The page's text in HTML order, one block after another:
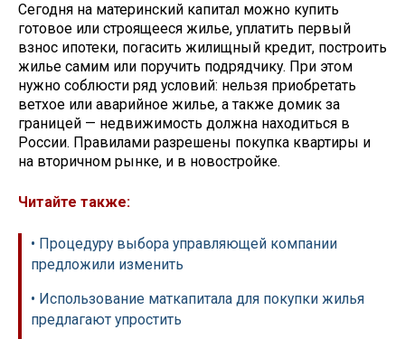
Сегодня на материнский капитал можно купить
готовое или строящееся жилье, уплатить первый
взнос ипотеки, погасить жилищный кредит, построить
жилье самим или поручить подрядчику. При этом
нужно соблюсти ряд условий: нельзя приобретать
ветхое или аварийное жилье, а также домик за
границей — недвижимость должна находиться в
России. Правилами разрешены покупка квартиры и
на вторичном рынке, и в новостройке.
Читайте также:
• Процедуру выбора управляющей компании
предложили изменить
• Использование маткапитала для покупки жилья
предлагают упростить